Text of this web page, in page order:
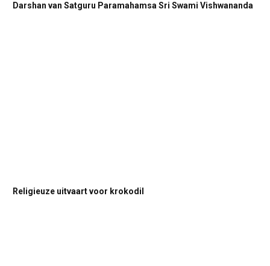
Darshan van Satguru Paramahamsa Sri Swami Vishwananda
Religieuze uitvaart voor krokodil